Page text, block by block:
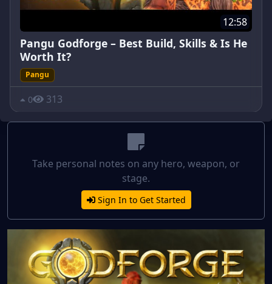
12:58
Pangu Godforge – Best Build, Skills & Is He
Worth It?
Pangu
0 313
Take personal notes on any hero, weapon, or
stage.
Sign In to Get Started